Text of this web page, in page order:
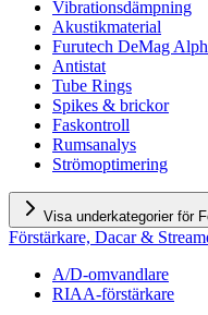
Vibrationsdämpning
Akustikmaterial
Furutech DeMag
Antistat
Tube Rings
Spikes & brickor
Faskontroll
Rumsanalys
Strömoptimering
Visa underkategorier för
Förstärkare, Dacar &
A/D-omvandlare
RIAA-förstärkare